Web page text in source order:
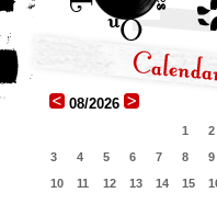
08/2026
1
2
3
4 5 6 7 8
9
10
11 12 13 14 15